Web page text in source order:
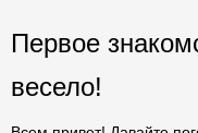
Первое
весело!